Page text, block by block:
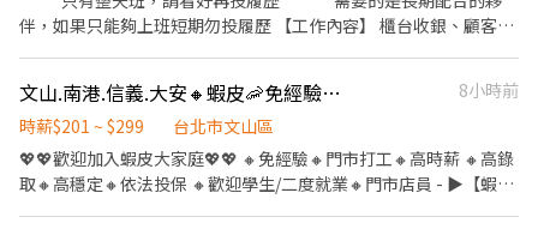
正的「工作自由」。 新手友善機制：擔心體力不支？沒關係！新人
可先報名 1～2 小時嘗試看看，確認適應後再開始長期排班。 天天
有場次：週一至週日每天都有場次可報名，雙北多點任您挑選，想
賺錢、想運動隨時都有機會。 邊賺錢邊健身：適合愛活動、想瘦身
我：只要您覺得可愛，跳舞、揮手、搞怪、拍照互動都大受歡迎。
📋 招募說明 合作模式：歡迎短期體驗、長期穩定合作。 新手試作：
初次報班請註明「新人」，可先安排 1～2 小時體驗。 適合對象：
性格開朗、喜歡小孩、體力耐力佳者。 全台皆有團隊：桃城義演團
確認報名成功後當天開天窗者，即黑名單3個月 【審核資料】 1.1張
伴，如果只能夠上班短期勿投履歷 【工作內容】 櫃台收銀、顧客接
（日薪制）： 11.5小時 2584元 12小時 2748元 12.5小時 2912元 享
高額獎金！表現佳者日薪高達10000元 ⸻ 【工作時間】 北車 整
天班：9:30-22:00 中山誠品：週日至週四10:30-22:00 / 週五週六
10:30-22:30 松菸誠品：10:30-22:00 信義A8 : 10:30-22:00 ⸻
【工作地點】 □ 中山南西誠品B1 □ 台北車站微風2樓 □ 松菸誠品
文山.南港.信義.大安🔸蝦皮🦐免經驗｜高時薪｜高錄取｜自選門市｜包裹理貨員
8小時前
時薪$201 ~ $299
台北市文山區
💖💖歡迎加入蝦皮大家庭💖💖 🔸免經驗🔸門市打工🔸高時薪 🔸高錄
取🔸高穩定🔸依法投保 🔸歡迎學生/二度就業🔸門市店員 - ▶【蝦皮